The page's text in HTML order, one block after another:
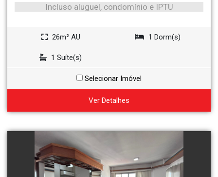
Incluso aluguel, condomínio e IPTU
26m² AU 1 Dorm(s)
1 Suíte(s)
Selecionar Imóvel
Ver Detalhes